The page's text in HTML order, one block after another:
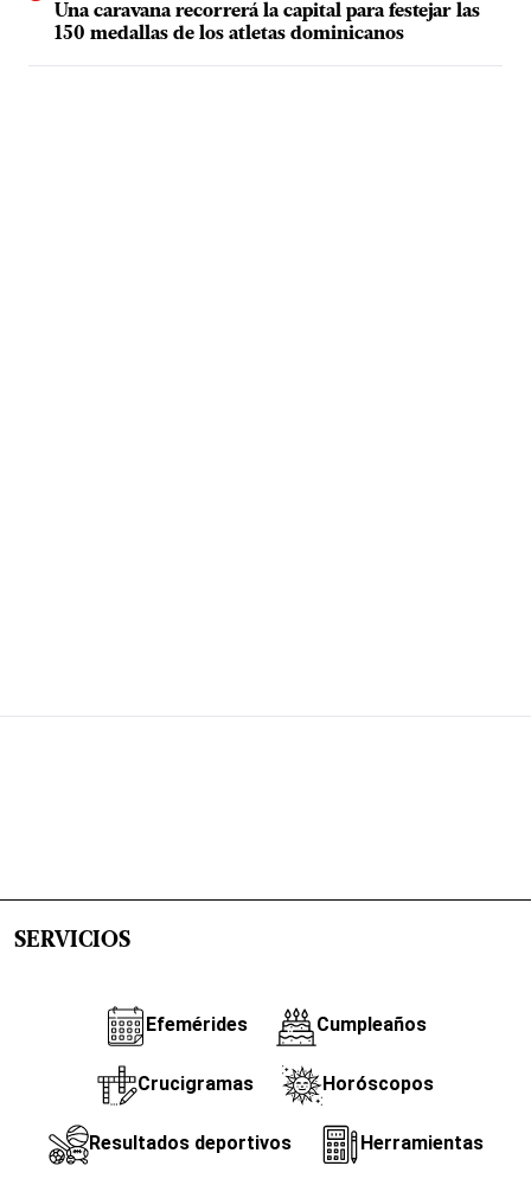
Una caravana recorrerá la capital para festejar las
150 medallas de los atletas dominicanos
SERVICIOS
Efemérides Cumpleaños
Crucigramas Horóscopos
Resultados deportivos Herramientas